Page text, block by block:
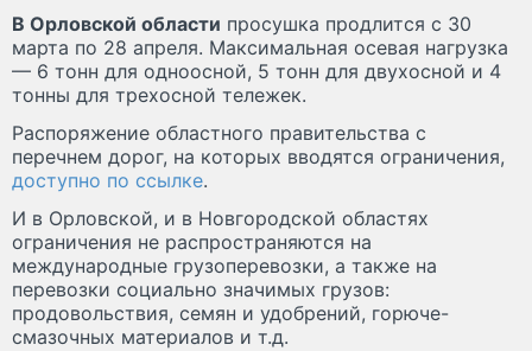
В Орловской области просушка продлится с 30
марта по 28 апреля. Максимальная осевая нагрузка
— 6 тонн для одноосной, 5 тонн для двухосной и 4
тонны для трехосной тележек.
Распоряжение областного правительства с
перечнем дорог, на которых вводятся ограничения,
доступно по ссылке.
И в Орловской, и в Новгородской областях
ограничения не распространяются на
международные грузоперевозки, а также на
перевозки социально значимых грузов:
продовольствия, семян и удобрений, горюче-
смазочных материалов и т.д.